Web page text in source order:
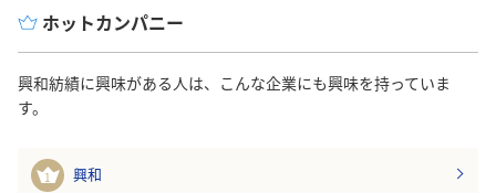
ホットカンパニー
興和紡績に興味がある人は、こんな企業にも興味を持っていま
す。
1 興和